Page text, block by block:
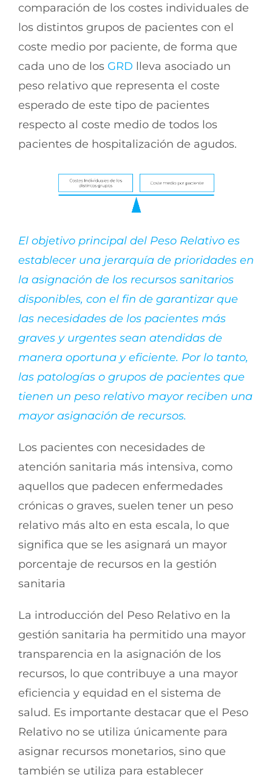
comparación de los costes individuales de
los distintos grupos de pacientes con el
coste medio por paciente, de forma que
cada uno de los GRD lleva asociado un
peso relativo que representa el coste
esperado de este tipo de pacientes
respecto al coste medio de todos los
pacientes de hospitalización de agudos.
El objetivo principal del Peso Relativo es
establecer una jerarquía de prioridades en
la asignación de los recursos sanitarios
disponibles, con el fin de garantizar que
las necesidades de los pacientes más
graves y urgentes sean atendidas de
manera oportuna y eficiente. Por lo tanto,
las patologías o grupos de pacientes que
tienen un peso relativo mayor reciben una
mayor asignación de recursos.
Los pacientes con necesidades de
atención sanitaria más intensiva, como
aquellos que padecen enfermedades
crónicas o graves, suelen tener un peso
relativo más alto en esta escala, lo que
significa que se les asignará un mayor
porcentaje de recursos en la gestión
sanitaria
La introducción del Peso Relativo en la
gestión sanitaria ha permitido una mayor
transparencia en la asignación de los
recursos, lo que contribuye a una mayor
eficiencia y equidad en el sistema de
salud. Es importante destacar que el Peso
Relativo no se utiliza únicamente para
asignar recursos monetarios, sino que
también se utiliza para establecer